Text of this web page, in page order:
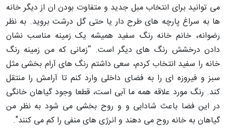
می توانید برای انتخاب مبل جدید و متفاوت بودن ان از دیگر خانه
ها به سراغ پارچه های طرح دار یا حتی گل درشت بروید. به نظر
رضوانه، خانم خانه رنگ سفید همیشه یک زمینه مناسب نشان
دادن درخشش رنگ های دیگر است. “زمانی که من زمینه رنگ
خانه را سفید انتخاب کردم، سعی داشتم رنگ های آرام بخشی مثل
سبز و فیروزه ای را به فضای داخلی وارد کنم تا آرامش را منتقل
کند. رنگ مورد علاقه همه ما آبی است، قطعا وجود گیاهان خانگی
در این فضا باعث شادابی و و روح بخشی می شود به نظر من
گیاهان به خانه روح می دهند و انرژی های منفی را کم می کنند".